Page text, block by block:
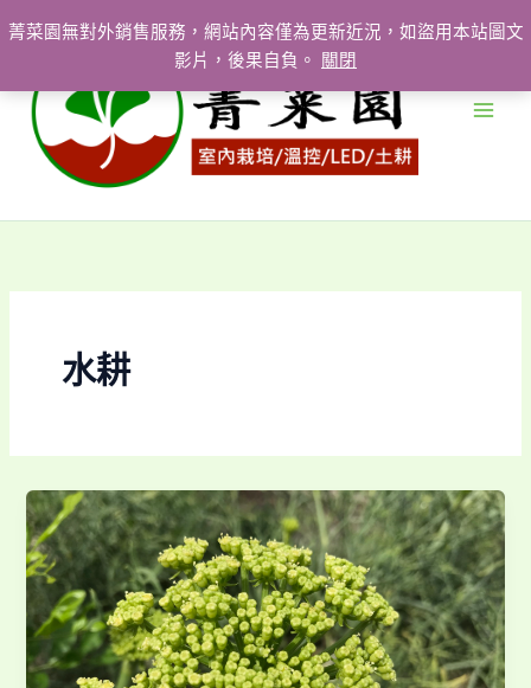
菁菜園無對外銷售服務，網站內容僅為更新近況，如盜用本站圖文
影片，後果自負。
關閉
至
要
水耕